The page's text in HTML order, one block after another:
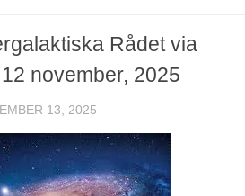
Rådet via
november, 2025
13, 2025